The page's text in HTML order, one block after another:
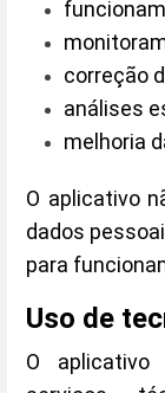
correção
análises
melhoria
O aplicativo
dados
para
Uso de
O aplicativo